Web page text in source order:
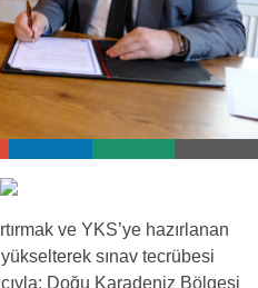
ve YKS’ye hazırlanan
sınav tecrübesi
Doğu Karadeniz Bölgesi